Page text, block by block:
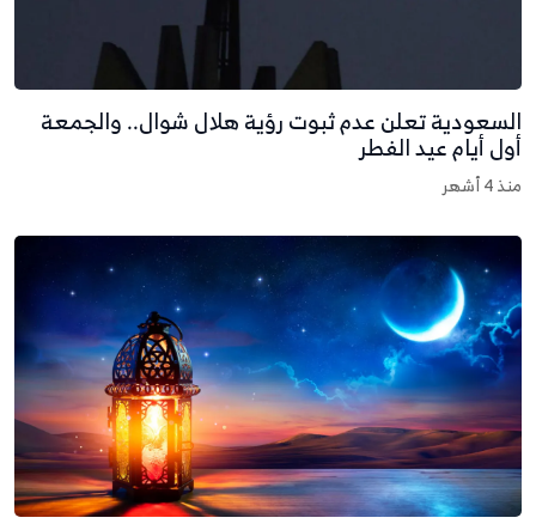
تعلن عدم ثبوت رؤية هلال شوال.. والجمعة
أيام عيد الفطر
4 أشهر